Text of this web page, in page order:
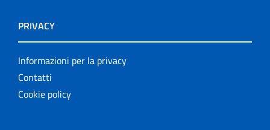
PRIVACY
Informazioni per la privacy
Contatti
Cookie policy